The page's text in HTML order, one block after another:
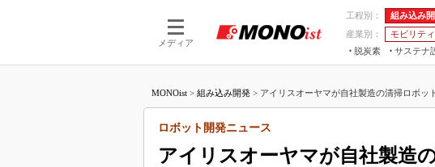
メディア
工程別： 組み込み
産業別：
モビリティ
脱炭素
サステナ
つながる工場AI×設備保全
MONOist > 組み込み開発 > アイリスオーヤマが自社製造の清掃ロボッ
アイリスオーヤマが自社製造
ロボット開発ニュース